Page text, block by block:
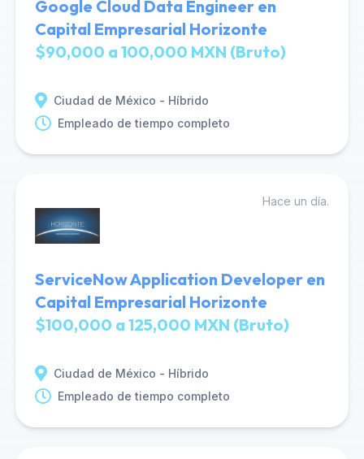
Google Cloud Data Engineer en
Capital Empresarial Horizonte
$90,000 a 100,000 MXN (Bruto)
Ciudad de México - Híbrido
Empleado de tiempo completo
Hace un día.
ServiceNow Application Developer en
Capital Empresarial Horizonte
$100,000 a 125,000 MXN (Bruto)
Ciudad de México - Híbrido
Empleado de tiempo completo